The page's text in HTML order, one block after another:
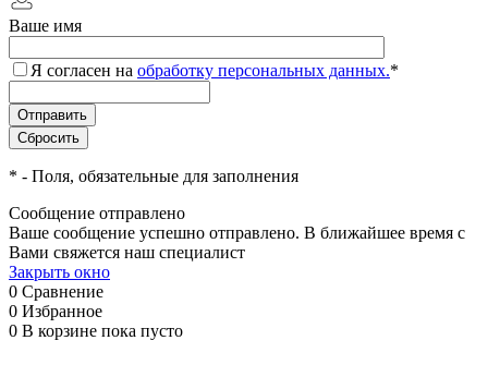
Ваше имя
Я согласен на обработку персональных данных.*
* - Поля, обязательные для заполнения
Сообщение отправлено
Ваше сообщение успешно отправлено. В ближайшее время с
Вами свяжется наш специалист
Закрыть окно
0 Сравнение
0 Избранное
0 В корзине пока пусто